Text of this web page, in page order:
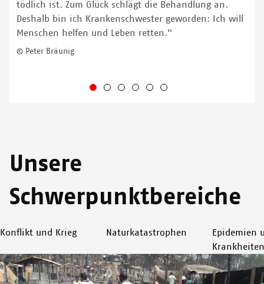
tödlich ist. Zum Glück schlägt die Behandlung an.
Deshalb bin ich Krankenschwester geworden: Ich will
Menschen helfen und Leben retten."
© Peter Bräunig
Unsere
Schwerpunktbereiche
Konflikt und Krieg Naturkatastrophen
Epidemien
Krankheiten